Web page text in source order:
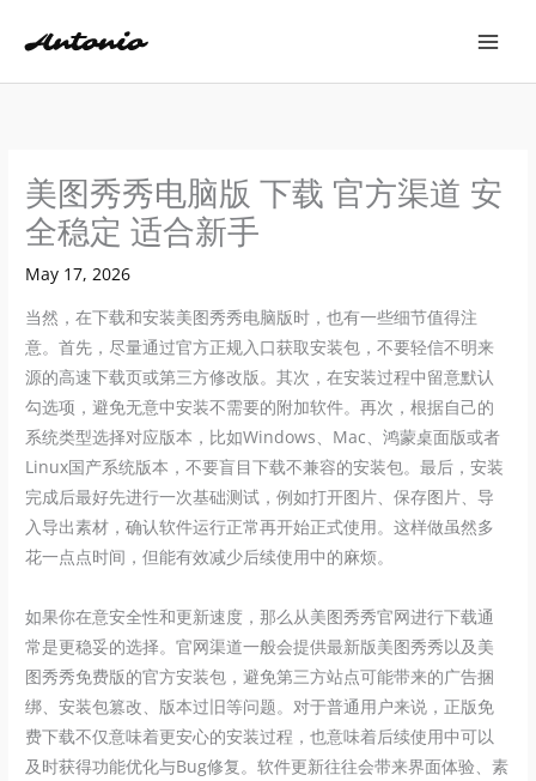
美图秀秀电脑版 下载 官方渠道 安
全稳定 适合新手
May 17, 2026
当然，在下载和安装美图秀秀电脑版时，也有一些细节值得注
意。首先，尽量通过官方正规入口获取安装包，不要轻信不明来
源的高速下载页或第三方修改版。其次，在安装过程中留意默认
勾选项，避免无意中安装不需要的附加软件。再次，根据自己的
系统类型选择对应版本，比如Windows、Mac、鸿蒙桌面版或者
Linux国产系统版本，不要盲目下载不兼容的安装包。最后，安装
完成后最好先进行一次基础测试，例如打开图片、保存图片、导
入导出素材，确认软件运行正常再开始正式使用。这样做虽然多
花一点点时间，但能有效减少后续使用中的麻烦。
如果你在意安全性和更新速度，那么从美图秀秀官网进行下载通
常是更稳妥的选择。官网渠道一般会提供最新版美图秀秀以及美
图秀秀免费版的官方安装包，避免第三方站点可能带来的广告捆
绑、安装包篡改、版本过旧等问题。对于普通用户来说，正版免
费下载不仅意味着更安心的安装过程，也意味着后续使用中可以
及时获得功能优化与Bug修复。软件更新往往会带来界面体验、素